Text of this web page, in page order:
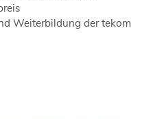
Weiterbildung der tekom